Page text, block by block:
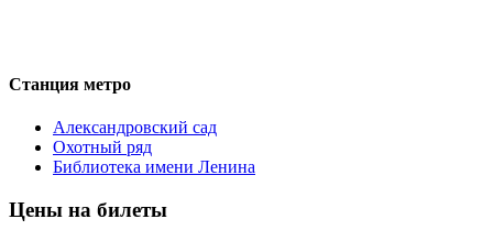
Станция метро
Александровский сад
Охотный ряд
Библиотека имени Ленина
Цены на билеты